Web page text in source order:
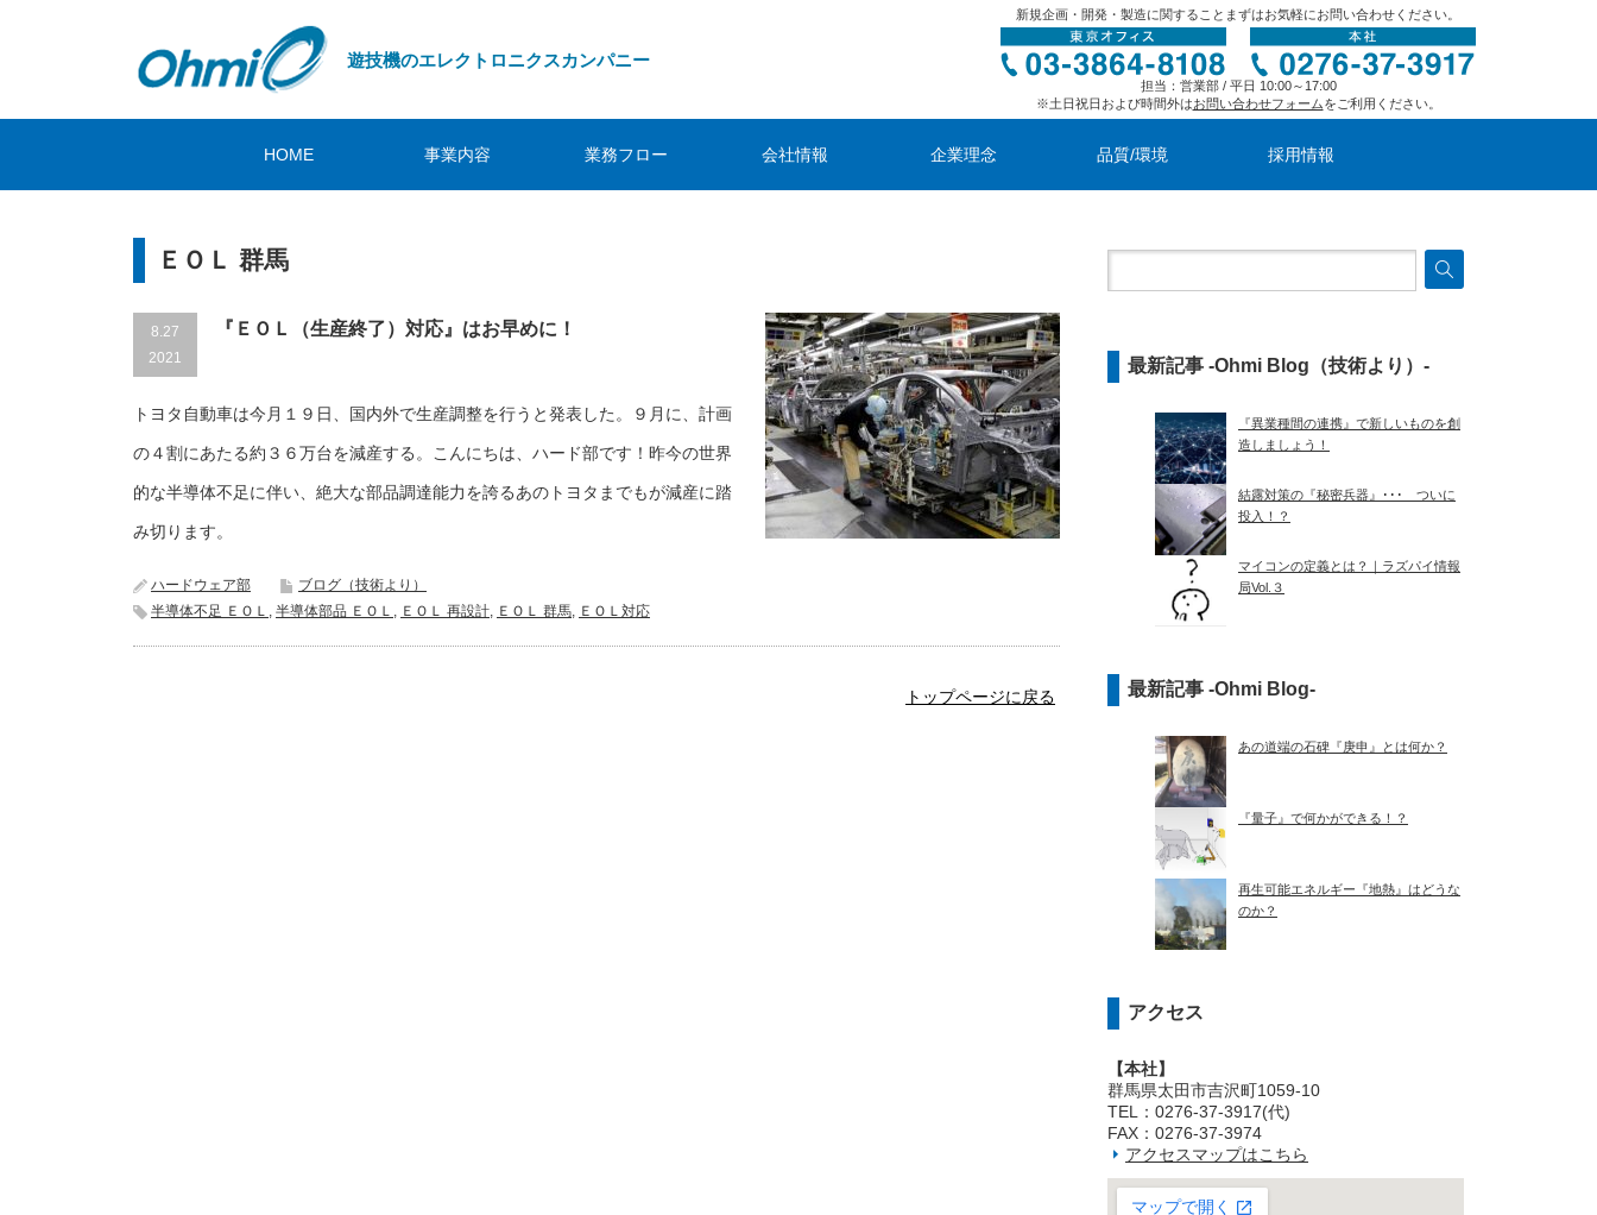
遊技機のエレクトロニクスカンパニー
新規企画・開発・製造に関することまずはお気軽にお問い合わせください。
担当：営業部 / 平日 10:00～17:00
※土日祝日および時間外はお問い合わせフォームをご利用ください。
HOME 事業内容 業務フロー 会社情報 企業理念 品質/環境 採用情報
ＥＯＬ 群馬
8.27
2021
『ＥＯＬ（生産終了）対応』はお早めに！
トヨタ自動車は今月１９日、国内外で生産調整を行うと発表した。９月に、計画
の４割にあたる約３６万台を減産する。こんにちは、ハード部です！昨今の世界
的な半導体不足に伴い、絶大な部品調達能力を誇るあのトヨタまでもが減産に踏
み切ります。
ハードウェア部
ブログ（技術より）
半導体不足 ＥＯＬ , 半導体部品 ＥＯＬ , ＥＯＬ 再設計, ＥＯＬ 群馬, ＥＯＬ対応
トップページに戻る
最新記事 -Ohmi Blog（技術より）-
『異業種間の連携』で新しいものを創
造しましょう！
結露対策の『秘密兵器』･･･ ついに
投入！？
マイコンの定義とは？｜ラズパイ情報
局Vol.３
最新記事 -Ohmi Blog-
あの道端の石碑『庚申』とは何か？
『量子』で何かができる！？
再生可能エネルギー『地熱』はどうな
のか？
アクセス
【本社】
群馬県太田市吉沢町1059-10
TEL：0276-37-3917(代)
FAX：0276-37-3974
アクセスマップはこちら